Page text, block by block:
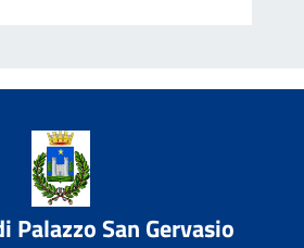
Palazzo San Gervasio